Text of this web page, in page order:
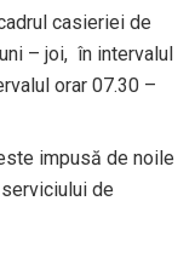
casieriei de
– joi, în intervalul
orar 07.30 –
impusă de noile
de